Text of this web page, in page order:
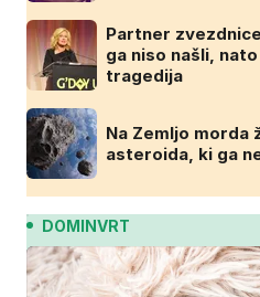
Partner
ga niso našli,
tragedija
Na Zemljo morda
asteroida, ki ga
DOMINVRT